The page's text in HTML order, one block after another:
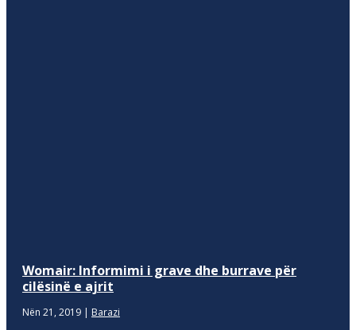
Womair: Informimi i grave dhe burrave për
cilësinë e ajrit
Nën 21, 2019 | Barazi